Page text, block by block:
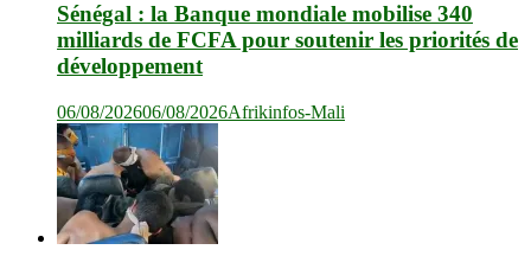
Sénégal : la Banque mondiale mobilise 340
milliards de FCFA pour soutenir les priorités de
développement
06/08/202606/08/2026Afrikinfos-Mali